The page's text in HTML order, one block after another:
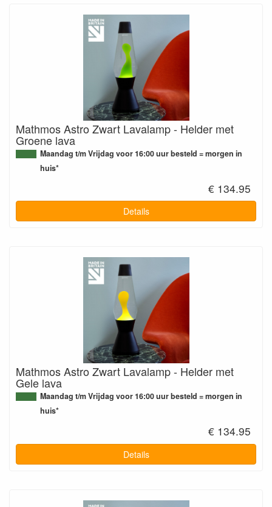
Mathmos Astro Zwart Lavalamp - Helder met
Groene lava
Maandag t/m Vrijdag voor 16:00 uur besteld = morgen in
huis*
€ 134.95
Details
Mathmos Astro Zwart Lavalamp - Helder met
Gele lava
Maandag t/m Vrijdag voor 16:00 uur besteld = morgen in
huis*
€ 134.95
Details